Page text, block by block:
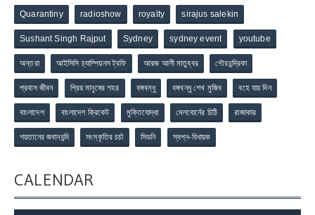
Quarantiny radioshow royalty sirajus salekin
Sushant Singh Rajput Sydney sydney event youtube
অন্তরা আইসিসি চ্যাম্পিয়নস ট্রফি আরজ আলী মাতুব্বর গৌরচন্দ্রিকা
প্রবাস জীবন প্রিয় মানুষের শহর বঙ্গবন্ধু বঙ্গবন্ধু শেখ মুজিব বহে যায় দিন
বাংলাদেশ বাংলাদেশ ক্রিকেট মুক্তিযোদ্ধা মেলবোর্নের চিঠি রাজাকার
শয়তানের জবানবন্দি সংস্কৃতির চর্চা সিডনি স্বপ্ন-বিধায়ক
CALENDAR